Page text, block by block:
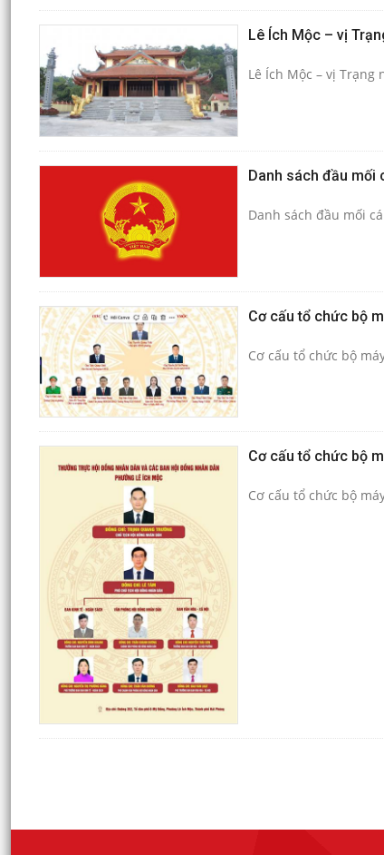
Lê Ích Mộc – vị
Lê Ích Mộc – vị Trạng
Danh sách đầu mối
Danh sách đầu mối
Cơ cấu tổ chức bộ
Cơ cấu tổ chức bộ
Cơ cấu tổ chức bộ
Cơ cấu tổ chức bộ